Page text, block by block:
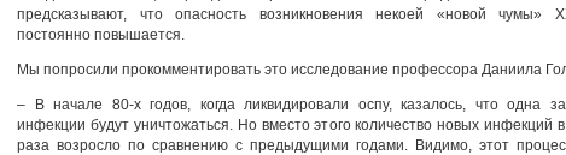
предсказывают, что опасность возникновения некоей «новой чумы»
постоянно повышается.
Мы попросили прокомментировать это исследование профессора Даниила
– В начале 80-х годов, когда ликвидировали оспу, казалось, что одна
инфекции будут уничтожаться. Но вместо этого количество новых инфекций
раза возросло по сравнению с предыдущими годами. Видимо, этот